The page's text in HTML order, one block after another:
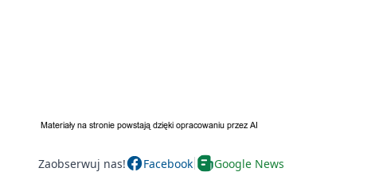
Zaobserwuj nas! Facebook Google News